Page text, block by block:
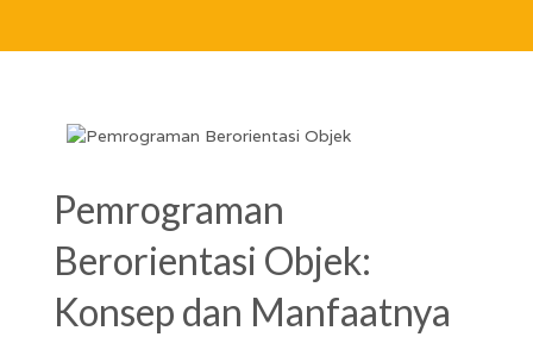
Pemrograman
Berorientasi Objek:
Konsep dan Manfaatnya